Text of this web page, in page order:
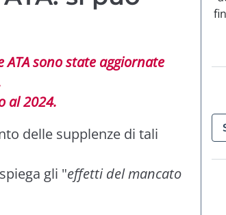
sono state aggiornate
al 2024.
delle supplenze di tali
gli "effetti del mancato